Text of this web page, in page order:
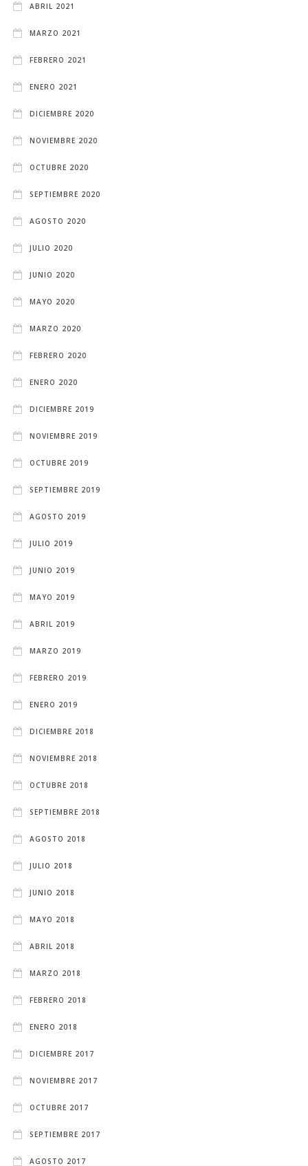
ABRIL 2021
MARZO 2021
FEBRERO 2021
ENERO 2021
DICIEMBRE 2020
NOVIEMBRE 2020
OCTUBRE 2020
SEPTIEMBRE 2020
AGOSTO 2020
JULIO 2020
JUNIO 2020
MAYO 2020
MARZO 2020
FEBRERO 2020
ENERO 2020
DICIEMBRE 2019
NOVIEMBRE 2019
OCTUBRE 2019
SEPTIEMBRE 2019
AGOSTO 2019
JULIO 2019
JUNIO 2019
MAYO 2019
ABRIL 2019
MARZO 2019
FEBRERO 2019
ENERO 2019
DICIEMBRE 2018
NOVIEMBRE 2018
OCTUBRE 2018
SEPTIEMBRE 2018
AGOSTO 2018
JULIO 2018
JUNIO 2018
MAYO 2018
ABRIL 2018
MARZO 2018
FEBRERO 2018
ENERO 2018
DICIEMBRE 2017
NOVIEMBRE 2017
OCTUBRE 2017
SEPTIEMBRE 2017
AGOSTO 2017